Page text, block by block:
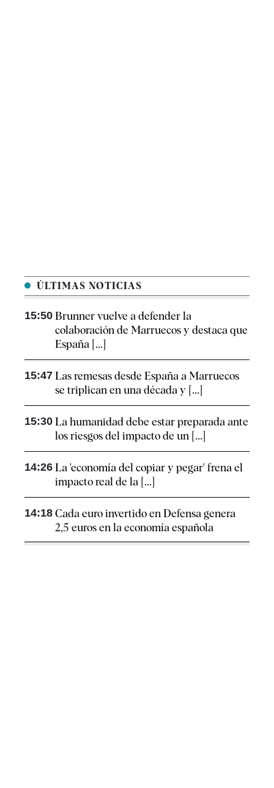
ÚLTIMAS NOTICIAS
15:50 Brunner vuelve a defender la
colaboración de Marruecos y destaca que
España [...]
15:47 Las remesas desde España a Marruecos
se triplican en una década y [...]
15:30 La humanidad debe estar preparada ante
los riesgos del impacto de un [...]
14:26 La 'economía del copiar y pegar' frena el
impacto real de la [...]
14:18 Cada euro invertido en Defensa genera
2,5 euros en la economía española